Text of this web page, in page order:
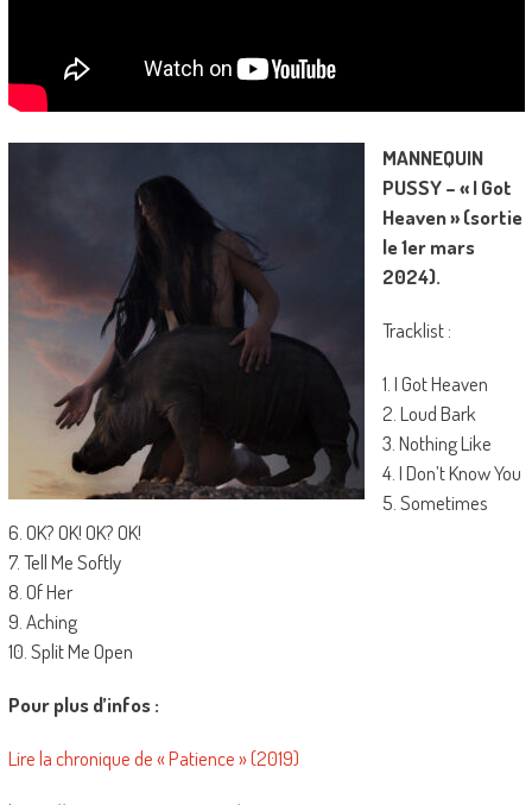
MANNEQUIN
PUSSY – « I Got
Heaven » (sortie
le 1er mars
2024).
Tracklist :
1. I Got Heaven
2. Loud Bark
3. Nothing Like
4. I Don’t Know You
5. Sometimes
6. OK? OK! OK? OK!
7. Tell Me Softly
8. Of Her
9. Aching
10. Split Me Open
Pour plus d’infos :
Lire la chronique de « Patience » (2019)